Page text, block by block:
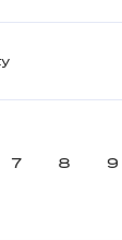
7 8 9